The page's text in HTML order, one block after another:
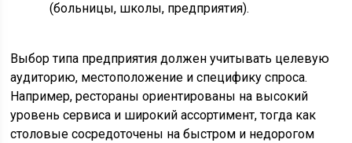
(больницы, школы, предприятия).
Выбор типа предприятия должен учитывать целевую
аудиторию, местоположение и специфику спроса.
Например, рестораны ориентированы на высокий
уровень сервиса и широкий ассортимент, тогда как
столовые сосредоточены на быстром и недорогом